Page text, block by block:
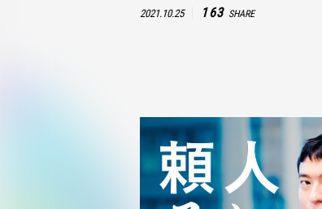
2021.10.25 163 SHARE